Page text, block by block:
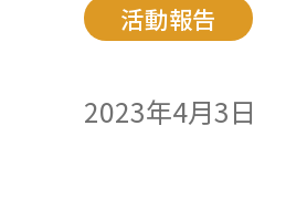
活動報告
2023年4月3日